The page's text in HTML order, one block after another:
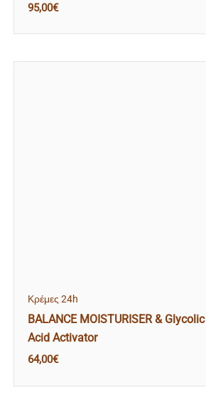
95,00€
Κρέμες 24h
BALANCE MOISTURISER & Glycolic
Acid Activator
64,00€